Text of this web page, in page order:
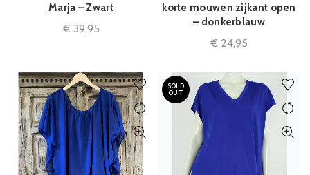
Marja – Zwart
€ 39,95
korte mouwen zijkant open
– donkerblauw
€ 24,95
SOLD
OUT